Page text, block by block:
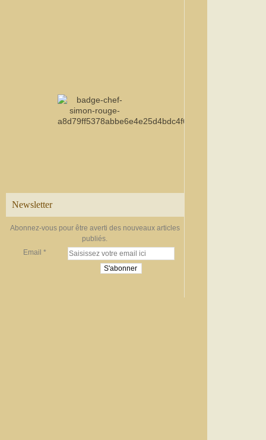
Newsletter
Abonnez-vous pour être averti des nouveaux articles
publiés.
Email